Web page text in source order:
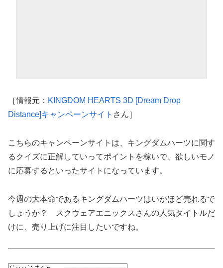
［情報元： KINGDOM HEARTS 3D [Dream Drop
Distance]キャンペーンサイト さん］
こちらのキャンペーンサイトは、キングダムハーツに関す
るクイズに正解していってポイントを稼いで、欲しいモノ
に応募するといったサイトになっています。
今週の大本命であるキングダムハーツはいかほど売れるで
しょうか？ スクウェアエニックスさんの人気タイトルだ
けに、売り上げに注目したいですね。